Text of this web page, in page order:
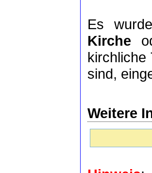
Es
Kirche
kirchliche
sind,
Weitere